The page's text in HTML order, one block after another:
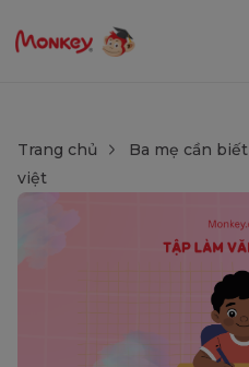
Trang chủ Ba mẹ cần biết
việt